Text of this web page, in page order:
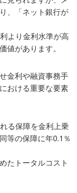
、「ネット銀行が
より金利水準が高
値があります。
金利や融資事務手
おける重要な要素
る保障を金利上乗
等の保障に年0.1％
たトータルコスト